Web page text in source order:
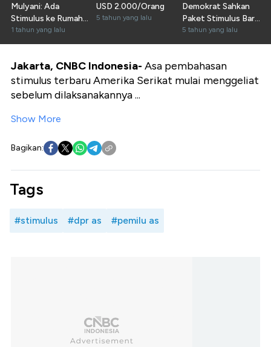
Mulyani: Ada
Stimulus ke Rumah
Tangga Hingga
Buruh
1 tahun yang lalu
USD 2.000/Orang
5 tahun yang lalu
Demokrat Sahkan
Paket Stimulus Baru
USD 2,2 T
5 tahun yang lalu
Jakarta, CNBC Indonesia- Asa pembahasan
stimulus terbaru Amerika Serikat mulai menggeliat
sebelum dilaksanakannya ...
Show More
Bagikan:
Tags
#stimulus #dpr as #pemilu as